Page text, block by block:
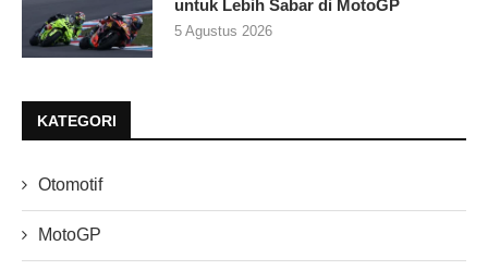
untuk Lebih Sabar di MotoGP
5 Agustus 2026
KATEGORI
Otomotif
MotoGP